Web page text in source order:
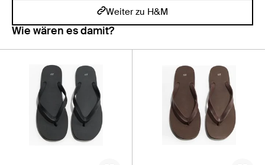
Weiter zu H&M
Wie wären es damit?